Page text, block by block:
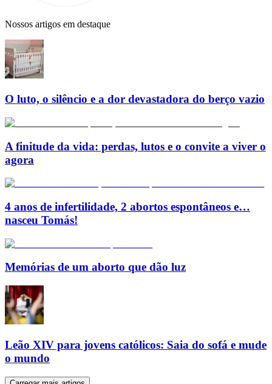
Nossos artigos em destaque
O luto, o silêncio e a dor devastadora do berço vazio
A finitude da vida: perdas, lutos e o convite a viver o
agora
4 anos de infertilidade, 2 abortos espontâneos e…
nasceu Tomás!
Memórias de um aborto que dão luz
Leão XIV para jovens católicos: Saia do sofá e mude
o mundo